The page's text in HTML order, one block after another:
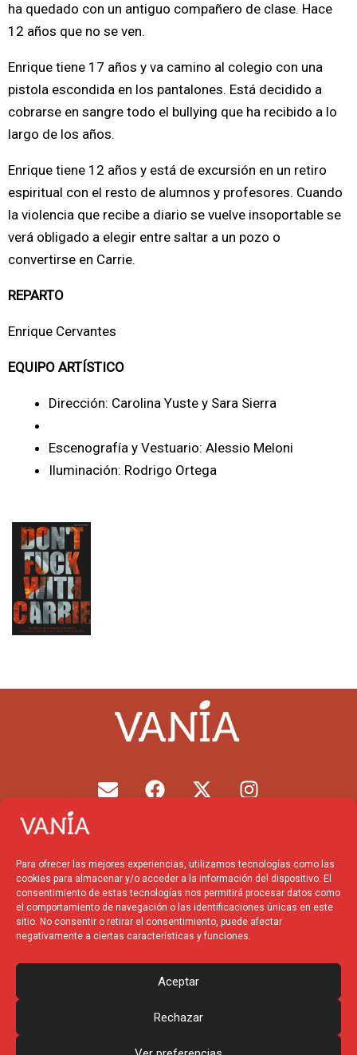
Para ofrecer las mejores experiencias, utilizamos tecnologías como las
cookies para almacenar y/o acceder a la información del dispositivo. El
consentimiento de estas tecnologías nos permitirá procesar datos como
el comportamiento de navegación o las identificaciones únicas en este
sitio. No consentir o retirar el consentimiento, puede afectar
negativamente a ciertas características y funciones.
Aceptar
Rechazar
ha quedado con un antiguo compañero de clase. Hace
12 años que no se ven.
Enrique tiene 17 años y va camino al colegio con una
pistola escondida en los pantalones. Está decidido a
cobrarse en sangre todo el bullying que ha recibido a lo
largo de los años.
Enrique tiene 12 años y está de excursión en un retiro
espiritual con el resto de alumnos y profesores. Cuando
la violencia que recibe a diario se vuelve insoportable se
verá obligado a elegir entre saltar a un pozo o
convertirse en Carrie.
REPARTO
Enrique Cervantes
EQUIPO ARTÍSTICO
Dirección: Carolina Yuste y Sara Sierra
Escenografía y Vestuario: Alessio Meloni
Iluminación: Rodrigo Ortega
E
n
l
o
p
e
F
a
b
o
o
k
X
-
i
t
t
e
r
I
n
a
g
r
a
m
Unión Europea – NextGenerationEU